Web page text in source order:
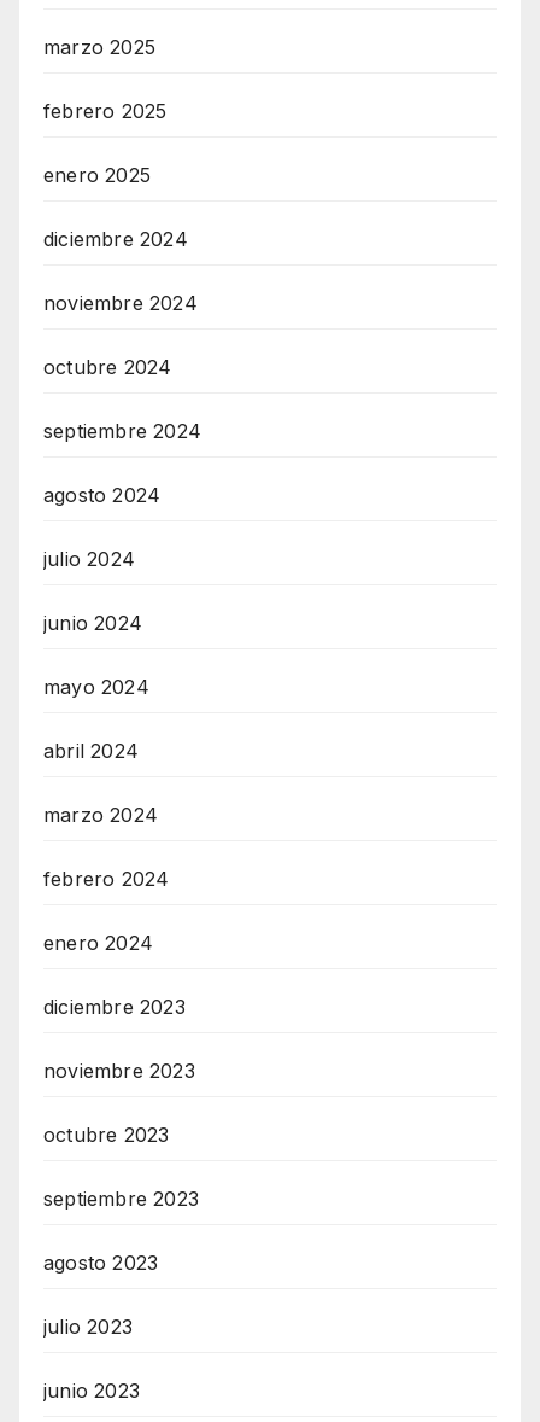
marzo 2025
febrero 2025
enero 2025
diciembre 2024
noviembre 2024
octubre 2024
septiembre 2024
agosto 2024
julio 2024
junio 2024
mayo 2024
abril 2024
marzo 2024
febrero 2024
enero 2024
diciembre 2023
noviembre 2023
octubre 2023
septiembre 2023
agosto 2023
julio 2023
junio 2023